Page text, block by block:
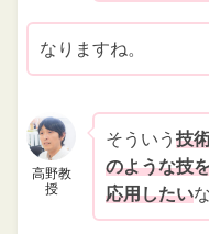
なりますね。
高野教
授
そういう技
のような技
応用したい